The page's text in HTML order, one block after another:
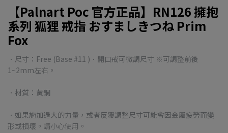
【Palnart Poc 官方正品】RN126 擁抱
系列 狐狸 戒指 おすましきつね Prim
Fox
．尺寸：Free (Base #11 )．開口戒可微調尺寸 ※可調整前後
1~2mm左右。
．材質：黃銅
．如果施加過大的力量，或者反覆調整尺寸可能會因金屬疲勞而變
形或損壞。請小心使用。